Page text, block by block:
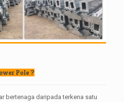
Pole ?
bertenaga daripada terkena satu